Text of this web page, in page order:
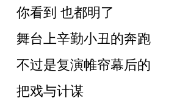
你看到 也都明了
舞台上辛勤小丑的奔跑
不过是复演帷帘幕后的
把戏与计谋